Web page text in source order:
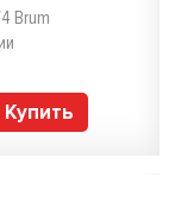
Brum
Купить